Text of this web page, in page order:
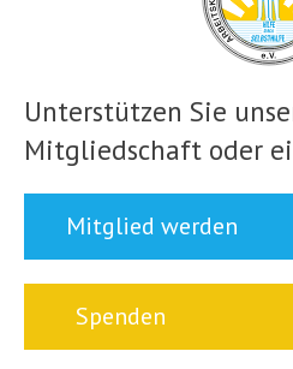
Unterstützen Sie
Mitgliedschaft oder
Mitglied werden
Spenden